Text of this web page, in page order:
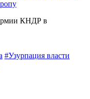
КНДР в
#Узурпация власти